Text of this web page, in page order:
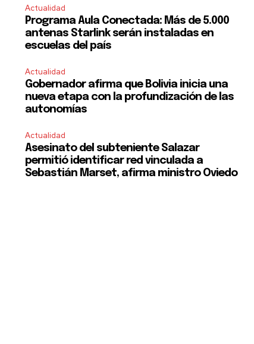
SUBSCRIBE
Actualidad
Programa Aula Conectada: Más de 5.000
antenas Starlink serán instaladas en
escuelas del país
Actualidad
Gobernador afirma que Bolivia inicia una
nueva etapa con la profundización de las
autonomías
Actualidad
Asesinato del subteniente Salazar
permitió identificar red vinculada a
Sebastián Marset, afirma ministro Oviedo